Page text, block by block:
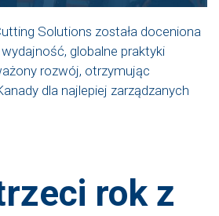
Solutions została doceniona
globalne praktyki
rozwój, otrzymując
dla najlepiej zarządzanych
rok z